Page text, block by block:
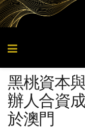
黑桃資本
辦人合資
於澳門